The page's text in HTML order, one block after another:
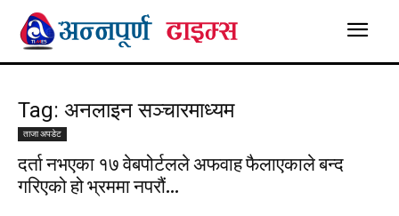
Tag: अनलाइन सञ्चारमाध्यम
ताजा अपडेट
दर्ता नभएका १७ वेबपोर्टलले अफवाह फैलाएकाले बन्द
गरिएको हो भ्रममा नपरौं...